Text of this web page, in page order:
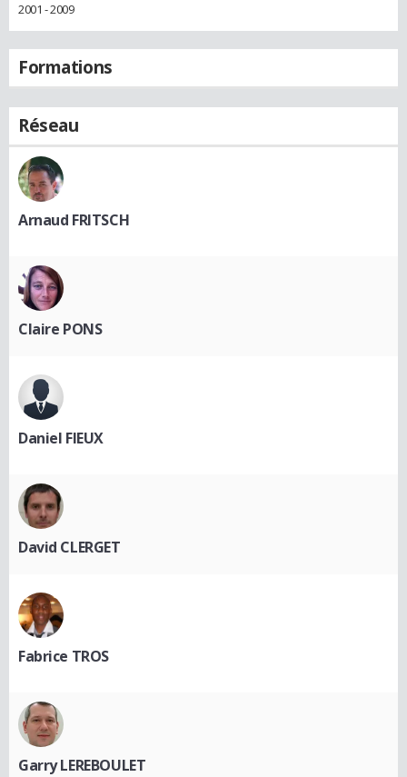
2001 - 2009
Formations
Réseau
Arnaud FRITSCH
Claire PONS
Daniel FIEUX
David CLERGET
Fabrice TROS
Garry LEREBOULET